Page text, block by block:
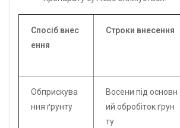
Спосіб внес
ення
Строки внесення
Обприскува
ння ґрунту
Восени під основн
ий обробіток ґрун
ту